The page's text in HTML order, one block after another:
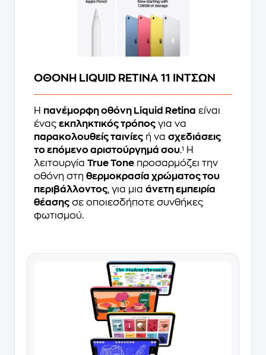
ΟΘΟΝΗ LIQUID RETINA 11 ΙΝΤΣΩΝ
Η πανέμορφη οθόνη Liquid Retina είναι
ένας εκπληκτικός τρόπος για να
παρακολουθείς ταινίες ή να σχεδιάσεις
το επόμενο αριστούργημά σου.¹ Η
λειτουργία True Tone προσαρμόζει την
οθόνη στη θερμοκρασία χρώματος του
περιβάλλοντος, για μια άνετη εμπειρία
θέασης σε οποιεσδήποτε συνθήκες
φωτισμού.